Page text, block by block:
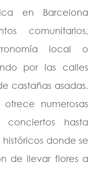
en Barcelona
comunitarios,
local o
por las calles
castañas asadas.
numerosas
conciertos hasta
donde se
de llevar flores a